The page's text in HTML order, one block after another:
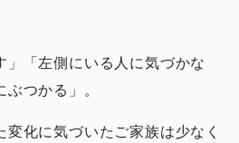
」「左側にいる人に気づかな
つかる」。
変化に気づいたご家族は少なく